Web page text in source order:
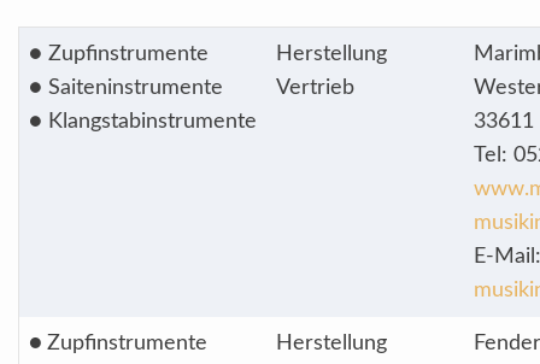
● Zupfinstrumente
● Saiteninstrumente
● Klangstabinstrumente
Herstellung
Vertrieb
33611
Tel:
E-
● Zupfinstrumente
Herstellung